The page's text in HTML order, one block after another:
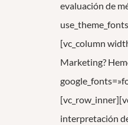
evaluación de
[vc_column
Marketing?
interpretación